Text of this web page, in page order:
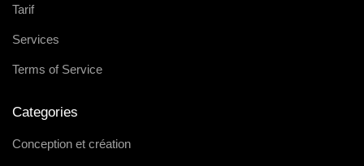
Tarif
Services
Terms of Service
Categories
Conception et création